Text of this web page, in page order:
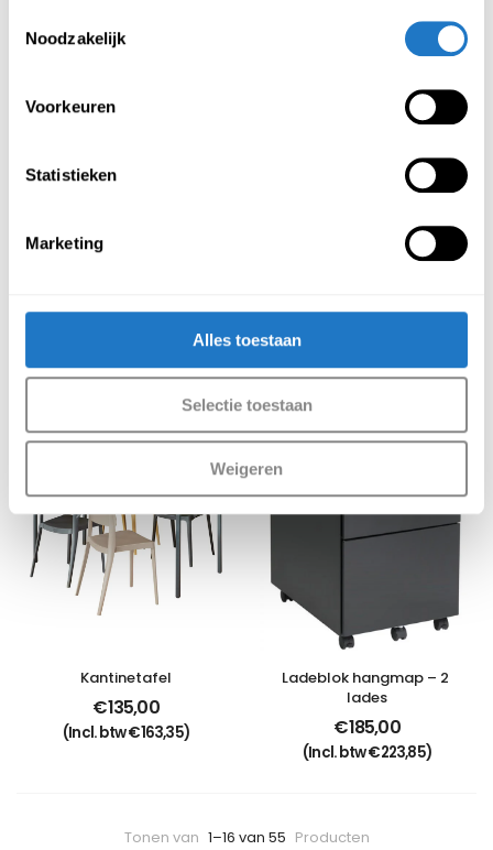
Noodzakelijk
Voorkeuren
Statistieken
Marketing
Alles toestaan
Selectie toestaan
Weigeren
(Incl. btw 446,49
Hoogte instelbaar L
€414,00
Kabelslang DUO-
€40,00
Kantinetafel
€135,00
(Incl. btw€163,35)
Ladeblok hangmap – 2
lades
€185,00
(Incl. btw€223,85)
Tonen van 1–16 van 55 Producten